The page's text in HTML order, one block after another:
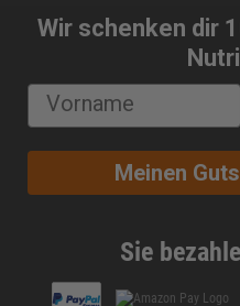
Wir schenken dir
Meinen
Sie